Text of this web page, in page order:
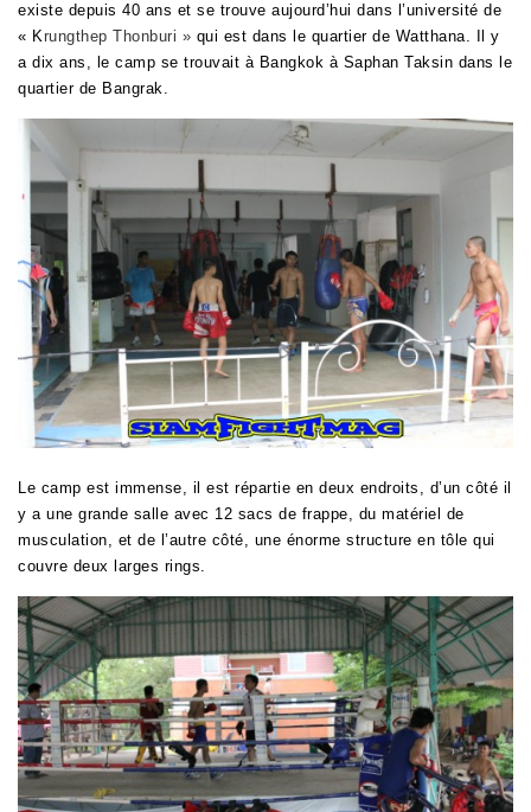
existe depuis 40 ans et se trouve aujourd’hui dans l’université de
« Krungthep Thonburi » qui est dans le quartier de Watthana. Il y
a dix ans, le camp se trouvait à Bangkok à Saphan Taksin dans le
quartier de Bangrak.
Le camp est immense, il est répartie en deux endroits, d’un côté il
y a une grande salle avec 12 sacs de frappe, du matériel de
musculation, et de l’autre côté, une énorme structure en tôle qui
couvre deux larges rings.